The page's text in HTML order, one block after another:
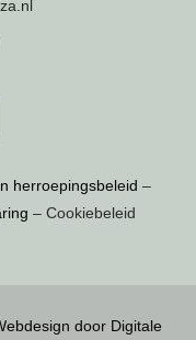
herroepingsbeleid –
– Cookiebeleid
door Digitale